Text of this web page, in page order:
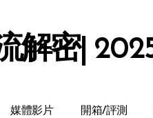
解密|
媒體影片 開箱/評測